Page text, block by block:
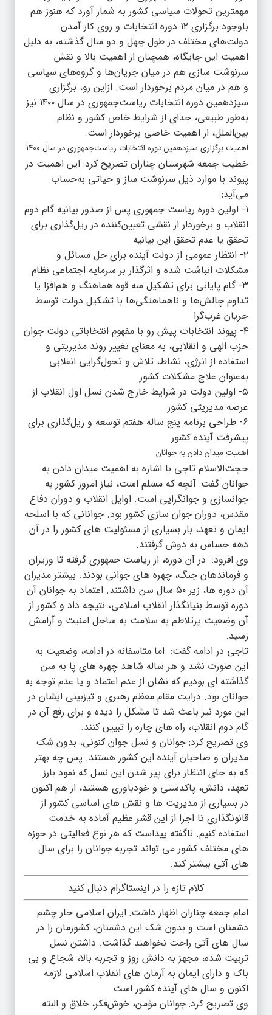
مهمترین تحولات سیاسی کشور به شمار آورد که هنوز هم
باوجود برگزاری ۱۲ دوره انتخابات و روی کار آمدن
دولت‌های مختلف در طول چهل‌ و دو سال گذشته، به دلیل
اهمیت این جایگاه، همچنان از اهمیت بالا و نقش
سرنوشت سازی هم در میان جریان‌ها و گروه‌های سیاسی
و هم در میان مردم برخوردار است. ازاین‌ رو، برگزاری
سیزدهمین دوره انتخابات ریاست‌جمهوری در سال ۱۴۰۰ نیز
به‌طور طبیعی، جدای از شرایط خاص کشور و نظام
بین‌الملل، از اهمیت خاصی برخوردار است.
اهمیت برگزاری سیزدهمین دوره انتخابات ریاست‌جمهوری در سال ۱۴۰۰
خطیب جمعه شهرستان چناران تصریح کرد: این اهمیت در
پیوند با موارد ذیل سرنوشت ساز و حیاتی به‌حساب
می‌آید:
۱- اولین دوره ریاست جمهوری پس از صدور بیانیه گام دوم
انقلاب و برخوردار از نقشی تعیین‌کننده در ریل‌گذاری برای
تحقق یا عدم تحقق این بیانیه
۲- انتظار عمومی از دولت آینده برای حل مسائل و
مشکلات انباشت شده و اثرگذار بر سرمایه اجتماعی نظام
۳- گام پایانی برای تشکیل سه قوه هماهنگ و هم‌افزا یا
تداوم چالش‌ها و ناهماهنگی‌ها با تشکیل دولت توسط
جریان غرب‌گرا
۴- پیوند انتخابات پیش رو با مفهوم انتخاباتی دولت جوان
حزب الهی و انقلابی، به معنای تغییر روند مدیریتی و
استفاده از انرژی، نشاط، تلاش و تحول‌گرایی انقلابی
به‌عنوان علاج مشکلات کشور
۵- اولین دولت در شرایط خارج شدن نسل اول انقلاب از
عرصه مدیریتی کشور
۶- طراحی برنامه پنج ساله هفتم توسعه و ریل‌گذاری برای
پیشرفت آینده کشور
اهمیت میدان دادن به جوانان
حجت‌الاسلام تاجی با اشاره به اهمیت میدان دادن به
جوانان گفت: آنچه که مسلم است، نیاز امروز کشور به
جوانسازی و جوانگرایی است. اوایل انقلاب و دوران دفاع
مقدس، دوران جوان سازی کشور بود. جوانانی که با اسلحه
ایمان و تعهد، بار بسیاری از مسئولیت های کشور را در آن
دهه حساس به دوش گرفتند.
وی افزود: در آن دوره، از ریاست جمهوری گرفته تا وزیران
و فرماندهان جنگ، چهره های جوانی بودند. بیشتر مدیران
آن دوره ها، زیر ۵۰ سال سن داشتند. اعتماد به جوانان آن
دوره توسط بنیانگذار انقلاب اسلامی، نتیجه داد و کشور از
آن وضعیت پرتلاطم به سلامت به ساحل امنیت و آرامش
رسید.
تاجی در ادامه گفت: اما متاسفانه در ادامه، وضعیت به
این صورت نشد و هر ساله شاهد چهره های پا به سن
گذاشته ای بودیم که نشان از عدم اعتماد و یا عدم توجه به
جوانان بود. درایت مقام معظم رهبری و تیزبینی ایشان در
این مورد نیز باعث شد تا مشکل را دیده و برای رفع آن در
گام دوم انقلاب، راه های چاره را تبیین کنند.
وی تصریح کرد: جوانان و نسل جوان کنونی، بدون شک
مدیران و صاحبان آینده این کشور هستند. پس چه بهتر
که به جای انتظار برای پیر شدن این نسل که نمود بارز
تعهد، دانش، پاکدستی و خودباوری هستند، از هم اکنون
در بسیاری از مدیریت ها و نقش های اساسی کشور از
قانونگذاری تا اجرا از این قشر عظیم آماده به خدمت
استفاده کنیم. ناگفته پیداست که هر نوع فعالیتی در حوزه
های مختلف کشور می تواند تجربه جوانان را برای سال
های آتی بیشتر کند.
کلام تازه را در اینستاگرام دنبال کنید
امام جمعه چناران اظهار داشت: ایران اسلامی خار چشم
دشمنان است و بدون شک این دشمنان، کشورمان را در
سال های آتی راحت نخواهند گذاشت. داشتن نسل
تربیت شده، مجهز به دانش روز و تجربه بالا، شجاع و بی
باک و دارای ایمان به آرمان های انقلاب اسلامی لازمه
اکنون و سال های آینده کشور است
وی تصریح کرد: جوانان مؤمن، خوش‌فکر، خلاق و البته